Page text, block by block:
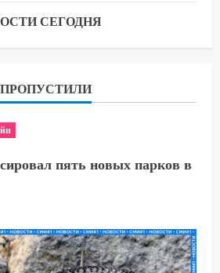
СЕГОДНЯ
пять новых парков в